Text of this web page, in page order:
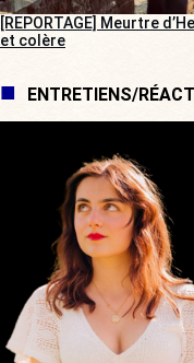
[REPORTAGE] Meurtre
et colère
ENTRETIENS/